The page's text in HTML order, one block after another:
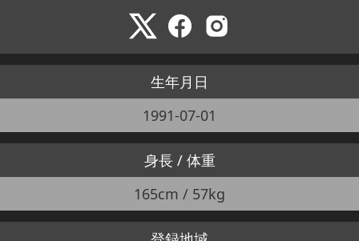
生年月日
1991-07-01
身長 / 体重
165cm / 57kg